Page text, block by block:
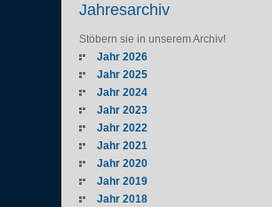
Jahresarchiv
Stöbern sie in unserem Archiv!
Jahr 2026
Jahr 2025
Jahr 2024
Jahr 2023
Jahr 2022
Jahr 2021
Jahr 2020
Jahr 2019
Jahr 2018